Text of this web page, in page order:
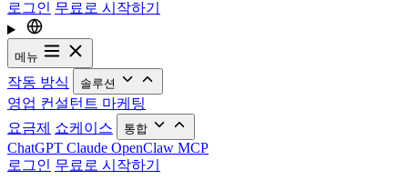
로그인 무료로 시작하기
메뉴
작동 방식 솔루션
영업 컨설턴트 마케팅
요금제 쇼케이스 통합
ChatGPT Claude OpenClaw MCP
로그인 무료로 시작하기